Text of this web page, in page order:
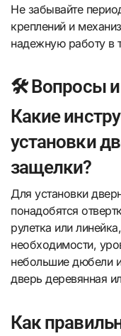
Не забывайте
креплений и
надежную работу в
🛠️ Вопросы и
Какие
установки
защелки?
Для установки
понадобятся
рулетка или
необходимости,
небольшие дюбели
дверь деревянная
Как